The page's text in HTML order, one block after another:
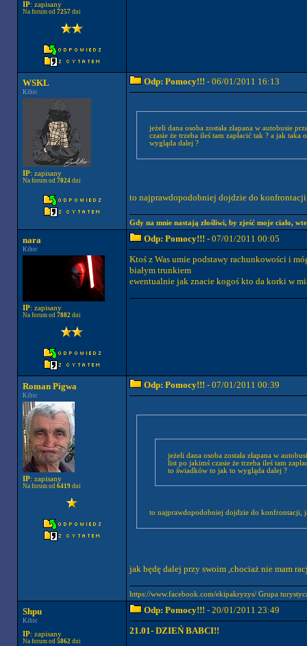
IP: zapisany
Na forum od 7257dni
WSKL
Kibic
IP: zapisany
Na forum od 7024dni
Odp: Pomocy!!! - 06/01/2011 16:13
jeżeli dana osoba została złapana w autobusie
czasie że trzeba ileś tam zapłacić tak ? a jak
wygląda dalej ?
to najprawdopodobniej dojdzie do
Gdy na mnie nastają złośliwi, by zjeść moje ciało,
nara
Kibic
IP: zapisany
Na forum od 7882dni
Odp: Pomocy!!! - 07/01/2011 00:05
Ktoś z Was umie podstawy rachunkowości i
białym trunkiem
ewentualnie jak znacie kogoś kto da korki w
Roman Pigwa
Kibic
IP: zapisany
Na forum od 6419dni
Odp: Pomocy!!! - 07/01/2011 00:39
jeżeli dana osoba została złapana w
list po jakimś czasie że trzeba ileś tam
to świadków to jak to wygląda dalej ?
to najprawdopodobniej dojdzie do konfrontacji,
jak będę dalej przy swoim ,chociaż nie mam
https://www.facebook.com/ekipakryzys/ Grupa
Shpu
Kibic
IP: zapisany
Na forum od 5862dni
Odp: Pomocy!!! - 20/01/2011 23:49
21.01- DZIEŃ BABCI!!